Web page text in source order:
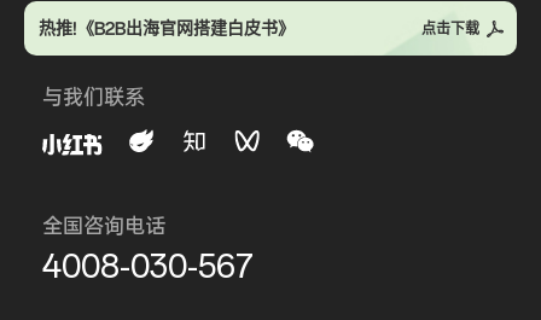
热推!《B2B出海官网搭建白皮书》 点击下载
与我们联系
全国咨询电话
4008-030-567